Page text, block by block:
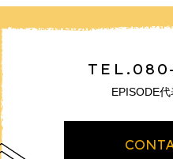
EPISODE